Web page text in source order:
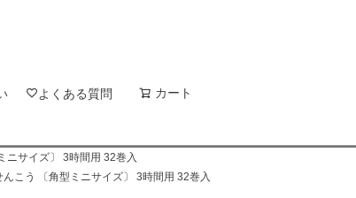
よくある質問 カート
ニサイズ〕 3時間用 32巻入
んこう 〔角型ミニサイズ〕 3時間用 32巻入